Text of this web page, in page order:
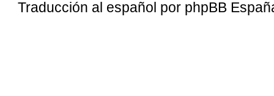
Traducción al español por phpBB